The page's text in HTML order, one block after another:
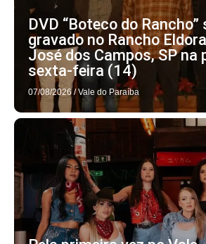
DVD “Boteco do Rancho”
gravado no Rancho
José dos Campos, SP na
sexta-feira (14)
07/08/2026 / Vale do Paraíba